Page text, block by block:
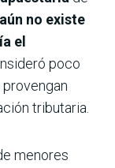
no existe
el
poco
tributaria.
menores